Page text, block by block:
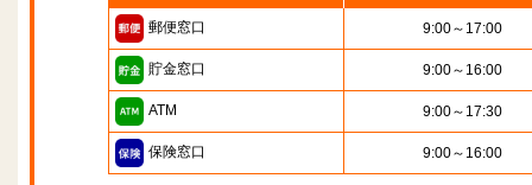
郵便窓口 9:00～17:00
貯金窓口 9:00～16:00
ATM 9:00～17:30
保険窓口 9:00～16:00